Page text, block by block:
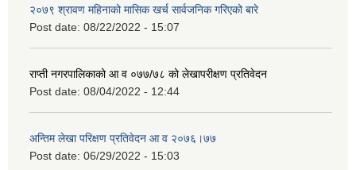
२०७९ श्रावण महिनाको मासिक खर्च सार्वजनिक गरिएको बारे
Post date: 08/22/2022 - 15:07
राप्ती नगरपालिकाको आ व ०७७/७८ को लेखापरीक्षण प्रतिवेदन
Post date: 08/04/2022 - 12:44
अन्तिम लेखा परिक्षण प्रतिवेदन आ व २०७६।७७
Post date: 06/29/2022 - 15:03